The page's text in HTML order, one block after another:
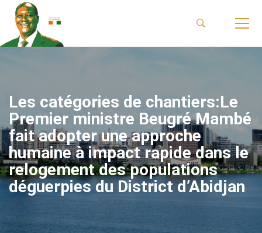
Les catégories de chantiers:Le
Premier ministre Beugré Mambé
fait adopter une approche
humaine à impact rapide dans le
relogement des populations
déguerpies du District d’Abidjan